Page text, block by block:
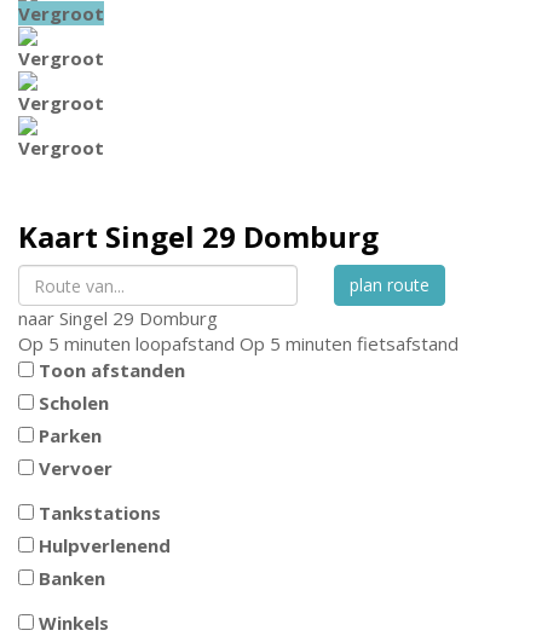
Vergroot
Vergroot
Vergroot
Vergroot
Kaart Singel 29 Domburg
plan route
naar Singel 29 Domburg
Op 5 minuten loopafstand Op 5 minuten fietsafstand
Toon afstanden
Scholen
Parken
Vervoer
Tankstations
Hulpverlenend
Banken
Winkels